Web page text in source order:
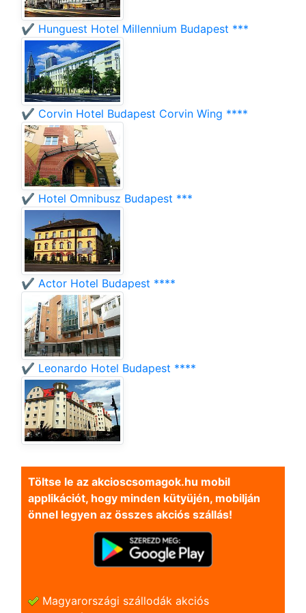
✔️ Hunguest Hotel Millennium Budapest ***
✔️ Corvin Hotel Budapest Corvin Wing ****
✔️ Hotel Omnibusz Budapest ***
✔️ Actor Hotel Budapest ****
✔️ Leonardo Hotel Budapest ****
Töltse le az akcioscsomagok.hu mobil
applikációt, hogy minden kütyüjén, mobilján
önnel legyen az összes akciós szállás!
Magyarországi szállodák akciós